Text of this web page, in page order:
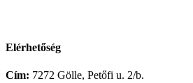
Elérhetőség
Cím: 7272 Gölle, Petőfi u. 2/b.